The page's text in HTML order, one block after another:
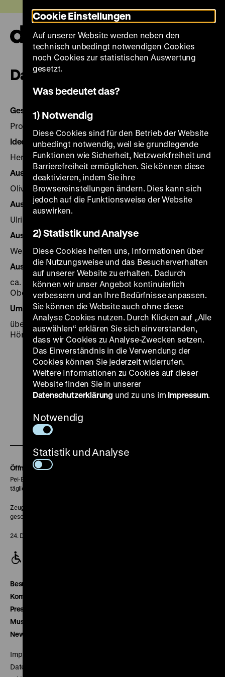
zum
Seiteninhalt
springen
Daten und Fakten
Gesamtleitung
Prof. Dr. Alexander Koch
Idee, Konzept und Projektleitung
Herlinde Koelbl
Ausstellungskoordination
Olivia Fuhrich
Ausstellungsleitung
Ulrike Kretzschmar
Ausstellungsgestaltung
Werner Schulte
Ausstellungsfläche
ca. 1100 Quadratmeter im ersten und zweiten
Obergeschoss der Ausstellungshalle
Umfang der Ausstellung
über 250 Fotos, Videoinstallationen und 6
Hörstationen
Zu
unserer
Instagram
Zu
YouTube
Zu
Zu
Zu
Soundcloud
Öffnungszeiten
Pei-Bau:
täglich 10-18 Uhr
Zeughaus:
geschlossen
24. Dezember geschlossen
Besucherservice
Kontakt
Presse
Museumsverein
Newsletter
Impressum
Datenschutz
Cookie Einstellungen
Auf unserer Website werden neben den
technisch unbedingt notwendigen Cookies
noch Cookies zur statistischen Auswertung
gesetzt.
Was bedeutet das?
1) Notwendig
Diese Cookies sind für den Betrieb der Website
unbedingt notwendig, weil sie grundlegende
Funktionen wie Sicherheit, Netzwerkfreiheit und
Barrierefreiheit ermöglichen. Sie können diese
deaktivieren, indem Sie ihre
Browsereinstellungen ändern. Dies kann sich
jedoch auf die Funktionsweise der Website
auswirken.
2) Statistik und Analyse
Diese Cookies helfen uns, Informationen über
die Nutzungsweise und das Besucherverhalten
auf unserer Website zu erhalten. Dadurch
können wir unser Angebot kontinuierlich
verbessern und an Ihre Bedürfnisse anpassen.
Sie können die Website auch ohne diese
Analyse Cookies nutzen. Durch Klicken auf „Alle
auswählen“ erklären Sie sich einverstanden,
dass wir Cookies zu Analyse-Zwecken setzen.
Das Einverständnis in die Verwendung der
Cookies können Sie jederzeit widerrufen.
Weitere Informationen zu Cookies auf dieser
Website finden Sie in unserer
Datenschutzerklärung und zu uns im Impressum.
Notwendig
Statistik und Analyse